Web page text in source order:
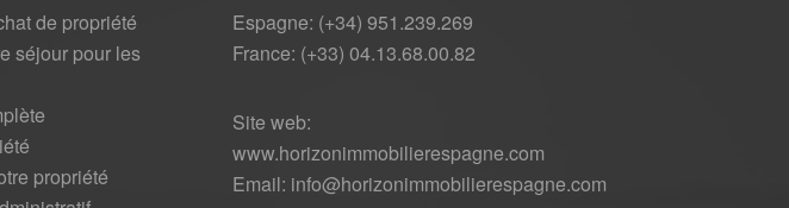
de propriété
séjour pour les
propriété
Espagne: (+34) 951.239.269
France: (+33) 04.13.68.00.82
Site web:
www.horizonimmobilierespagne.com
Email: info@horizonimmobilierespagne.com